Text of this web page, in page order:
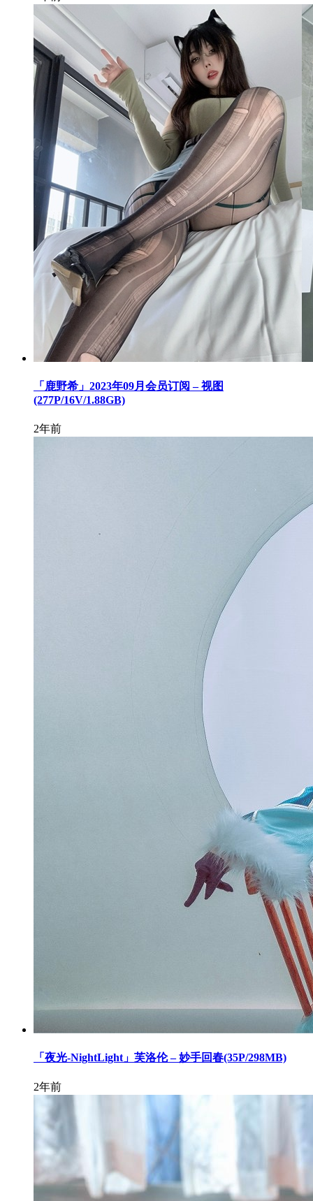
「鹿野希」2023年09月会员订阅 – 视图
(277P/16V/1.88GB)
2年前
「夜光-NightLight」芙洛伦 – 妙手回春(35P/298MB)
2年前